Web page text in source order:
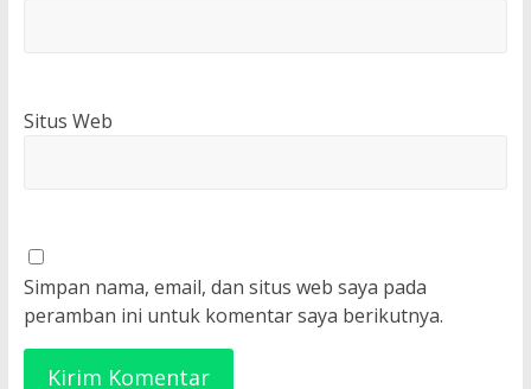
Situs Web
Simpan nama, email, dan situs web saya pada
peramban ini untuk komentar saya berikutnya.